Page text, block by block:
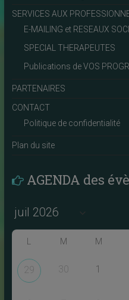
SERVICES AUX
E-MAILING et RESEAUX
SPECIAL THERAPEUTES
Publications de VOS
PARTENAIRES
CONTACT
Politique de confidentialité
Plan du site
AGENDA des
M M
29 30 1